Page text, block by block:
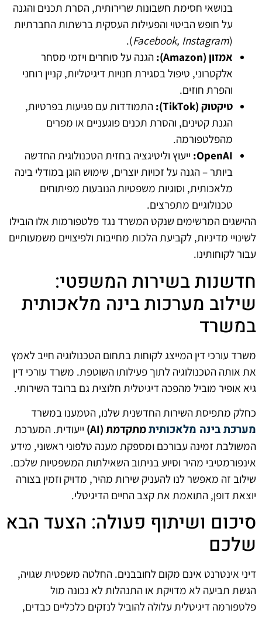
בנושאי חסימת חשבונות שרירותית, הסרת תכנים והגנה
על חופש הביטוי והפעילות העסקית ברשתות החברתיות
(
Facebook, Instagram
).
אמזון (Amazon):
הגנה על סוחרים ויזמי מסחר
אלקטרוני, טיפול בסגירת חנויות דיגיטליות, קניין רוחני
והפרת חוזים.
טיקטוק (TikTok):
התמודדות עם פגיעות בפרטיות,
הגנת קטינים, והסרת תכנים פוגעניים או מפרים
מהפלטפורמה.
OpenAI: ייעוץ וליטיגציה בחזית הטכנולוגית החדשה
ביותר – הגנה על זכויות יוצרים, שימוש הוגן במודלי בינה
מלאכותית, וסוגיות משפטיות הנובעות מפיתוחים
טכנולוגיים מתפרצים.
ההישגים המרשימים שנקט המשרד נגד פלטפורמות אלו הובילו
לשינויי מדיניות, לקביעת הלכות מחייבות ולפיצויים משמעותיים
עבור לקוחותינו.
חדשנות בשירות המשפטי:
שילוב מערכות בינה מלאכותית
במשרד
משרד עורכי דין המייצג לקוחות בתחום הטכנולוגיה חייב לאמץ
את אותה הטכנולוגיה לתוך פעילותו השוטפת. משרד עורכי דין
גיא אופיר מוביל מהפכה דיגיטלית חלוצית גם ברובד השירותי.
כחלק מתפיסת השירות החדשנית שלנו, הטמענו במשרד
מערכת בינה מלאכותיתמתקדמת (AI)
ייעודית. המערכת
המשולבת זמינה עבורכם ומספקת מענה טלפוני ראשוני, מידע
אינפורמטיבי מהיר וסיוע בניתוב השאילתות המשפטיות שלכם.
שילוב זה מאפשר לנו להעניק שירות מהיר, מדויק וזמין בצורה
יוצאת דופן, התואמת את קצב החיים הדיגיטלי.
סיכום ושיתוף פעולה: הצעד הבא
שלכם
דיני אינטרנט אינם מקום לחובבנים. החלטה משפטית שגויה,
הגשת תביעה לא מדויקת או התנהלות לא נכונה מול
פלטפורמה דיגיטלית עלולה להוביל לנזקים כלכליים כבדים,